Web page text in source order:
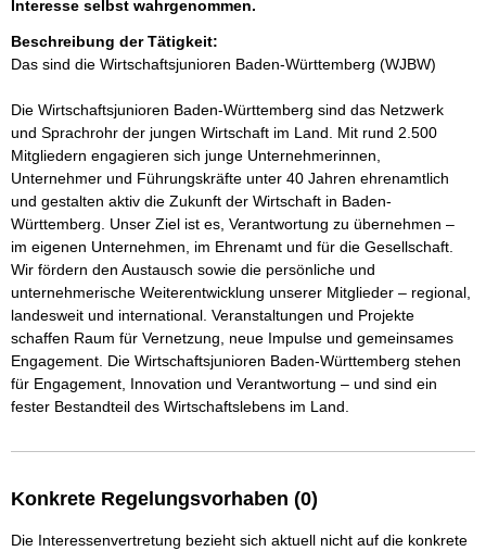
Interesse selbst wahrgenommen.
Beschreibung der Tätigkeit:
Das sind die Wirtschaftsjunioren Baden-Württemberg (WJBW)
Die Wirtschaftsjunioren Baden-Württemberg sind das Netzwerk
und Sprachrohr der jungen Wirtschaft im Land. Mit rund 2.500
Mitgliedern engagieren sich junge Unternehmerinnen,
Unternehmer und Führungskräfte unter 40 Jahren ehrenamtlich
und gestalten aktiv die Zukunft der Wirtschaft in Baden-
Württemberg. Unser Ziel ist es, Verantwortung zu übernehmen –
im eigenen Unternehmen, im Ehrenamt und für die Gesellschaft.
Wir fördern den Austausch sowie die persönliche und
unternehmerische Weiterentwicklung unserer Mitglieder – regional,
landesweit und international. Veranstaltungen und Projekte
schaffen Raum für Vernetzung, neue Impulse und gemeinsames
Engagement. Die Wirtschaftsjunioren Baden-Württemberg stehen
für Engagement, Innovation und Verantwortung – und sind ein
fester Bestandteil des Wirtschaftslebens im Land.
Konkrete Regelungsvorhaben (0)
Die Interessenvertretung bezieht sich aktuell nicht auf die konkrete